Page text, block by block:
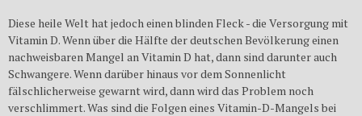
Diese heile Welt hat jedoch einen blinden Fleck - die Versorgung mit
Vitamin D. Wenn über die Hälfte der deutschen Bevölkerung einen
nachweisbaren Mangel an Vitamin D hat, dann sind darunter auch
Schwangere. Wenn darüber hinaus vor dem Sonnenlicht
fälschlicherweise gewarnt wird, dann wird das Problem noch
verschlimmert. Was sind die Folgen eines Vitamin-D-Mangels bei